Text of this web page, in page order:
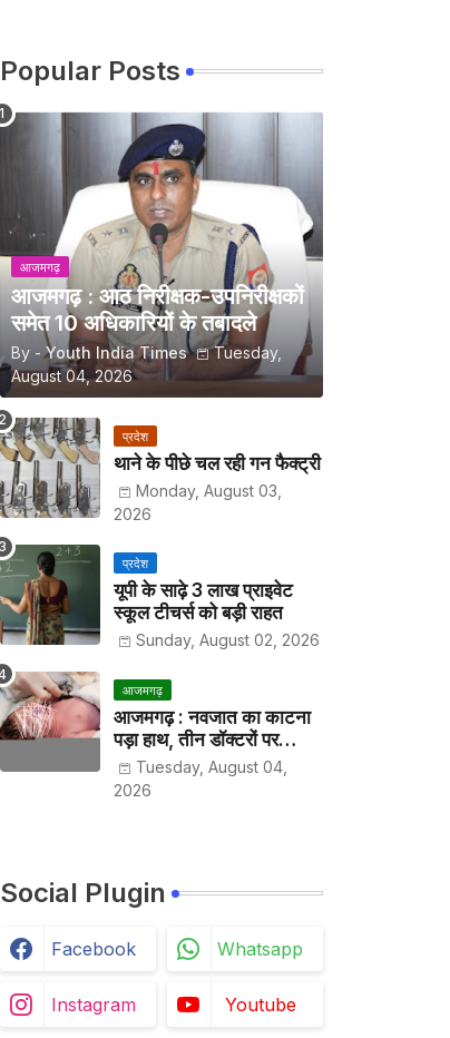
Popular Posts
आजमगढ़
आजमगढ़ : आठ निरीक्षक-उपनिरीक्षकों
समेत 10 अधिकारियों के तबादले
By - Youth India Times
Tuesday,
August 04, 2026
प्रदेश
थाने के पीछे चल रही गन फैक्ट्री
Monday, August 03,
2026
प्रदेश
यूपी के साढ़े 3 लाख प्राइवेट
स्कूल टीचर्स को बड़ी राहत
Sunday, August 02, 2026
आजमगढ़
आजमगढ़ : नवजात का काटना
पड़ा हाथ, तीन डॉक्टरों पर
मुकदमा दर्ज
Tuesday, August 04,
2026
Social Plugin
Facebook Whatsapp
Instagram Youtube